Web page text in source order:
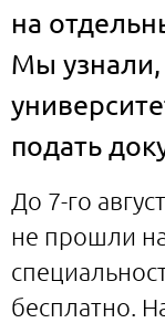
на
Мы узнали,
подать
До 7-го
не прошли
бесплатно.